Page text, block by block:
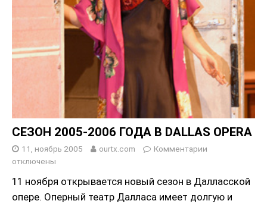
СЕЗОН 2005-2006 ГОДА В DALLAS OPERA
11, ноябрь 2005 ourtx.com
Комментарии
отключены
11 ноября открывается новый сезон в Далласской
опере. Оперный театр Далласа имеет долгую и